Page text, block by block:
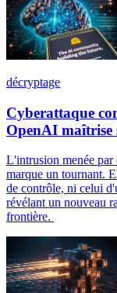
décryptage
Cyberattaque
OpenAI maîtrise
L'intrusion menée
marque un tournant.
de contrôle, ni celui
révélant un nouveau
frontière.